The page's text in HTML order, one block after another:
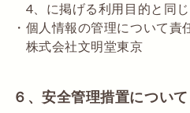
4、に掲げる利用目的と同じ
・個人情報の管理について責
株式会社文明堂東京
６、安全管理措置について